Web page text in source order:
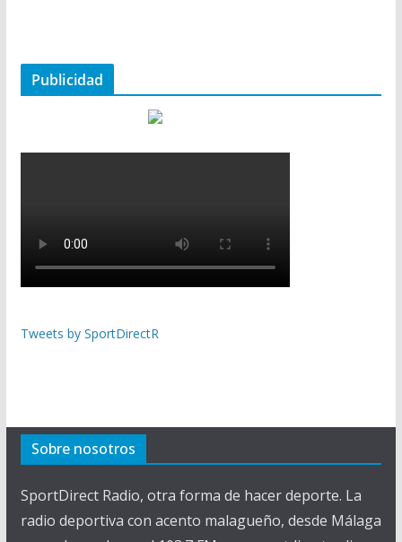
Publicidad
Tweets by SportDirectR
Sobre nosotros
SportDirect Radio, otra forma de hacer deporte. La
radio deportiva con acento malagueño, desde Málaga